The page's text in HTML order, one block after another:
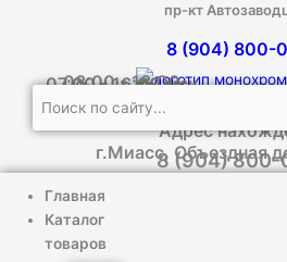
пр-кт
8 (904) 800-
08:00 - 18:00
07:00 - 16:00 мск
Адрес
г.Миасс, Объездная
8 (904) 800-
Главная
Каталог
товаров